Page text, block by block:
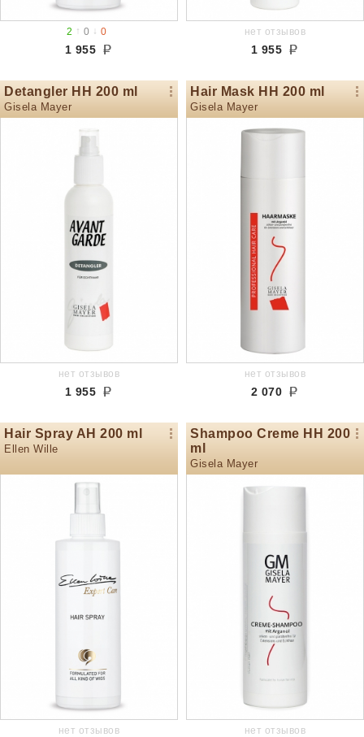
2 ↑0 ↓0
1 955
нет отзывов
1 955
Detangler HH 200 ml
Gisela Mayer
нет отзывов
1 955
Hair Mask HH 200 ml
Gisela Mayer
нет отзывов
2 070
Hair Spray AH 200 ml
Ellen Wille
нет отзывов
Shampoo Creme HH 200
ml
Gisela Mayer
нет отзывов